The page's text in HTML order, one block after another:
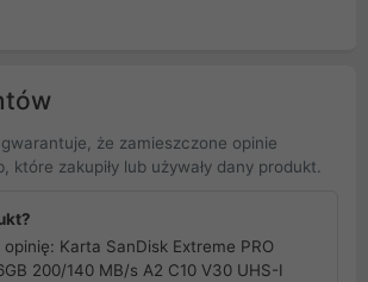
gwarantuje, że zamieszczone opinie
które zakupiły lub używały dany produkt.
Karta SanDisk Extreme PRO
200/140 MB/s A2 C10 V30 UHS-I